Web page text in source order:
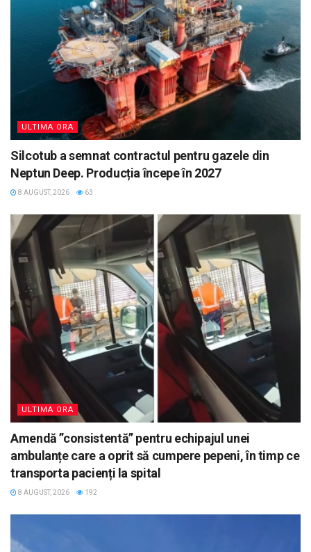
ULTIMA ORA
Silcotub a semnat contractul pentru gazele din
Neptun Deep. Producția începe în 2027
8 AUGUST, 2026 63
ULTIMA ORA
Amendă ”consistentă” pentru echipajul unei
ambulanțe care a oprit să cumpere pepeni, în timp ce
transporta pacienți la spital
8 AUGUST, 2026 192